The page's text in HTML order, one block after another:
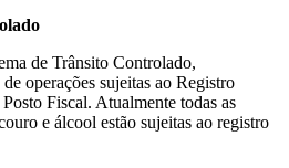
de Trânsito Controlado,
operações sujeitas ao Registro
Fiscal. Atualmente todas as
e álcool estão sujeitas ao registro